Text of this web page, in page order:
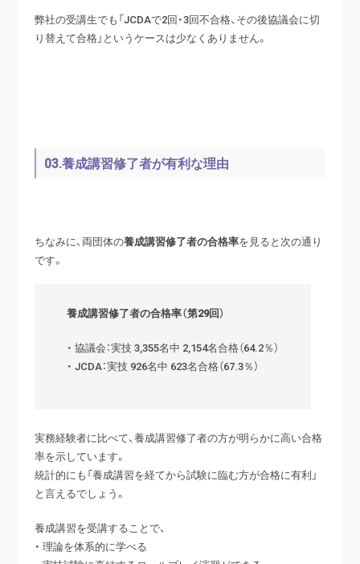
弊社の受講生でも「JCDAで2回・3回不合格、その後協議会に切
り替えて合格」というケースは少なくありません。
03.養成講習修了者が有利な理由
ちなみに、両団体の養成講習修了者の合格率を見ると次の通り
です。
養成講習修了者の合格率（第29回）
・ 協議会：実技 3,355名中 2,154名合格（64.2％）
・ JCDA：実技 926名中 623名合格（67.3％）
実務経験者に比べて、養成講習修了者の方が明らかに高い合格
率を示しています。
統計的にも「養成講習を経てから試験に臨む方が合格に有利」
と言えるでしょう。
養成講習を受講することで、
・ 理論を体系的に学べる